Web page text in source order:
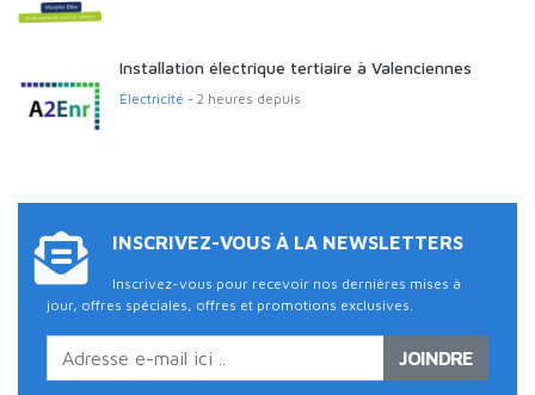
Installation électrique tertiaire à Valenciennes
Électricité - 2 heures depuis
INSCRIVEZ-VOUS À LA NEWSLETTERS
Inscrivez-vous pour recevoir nos dernières mises à
jour, offres spéciales, offres et promotions exclusives.
JOINDRE